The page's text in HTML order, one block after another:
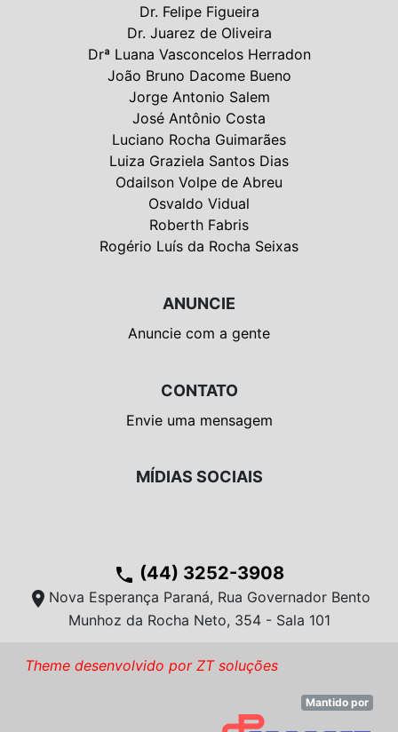
Dr. Felipe Figueira
Dr. Juarez de Oliveira
Drª Luana Vasconcelos Herradon
João Bruno Dacome Bueno
Jorge Antonio Salem
José Antônio Costa
Luciano Rocha Guimarães
Luiza Graziela Santos Dias
Odailson Volpe de Abreu
Osvaldo Vidual
Roberth Fabris
Rogério Luís da Rocha Seixas
ANUNCIE
Anuncie com a gente
CONTATO
Envie uma mensagem
MÍDIAS SOCIAIS
phone (44) 3252-3908
location_on Nova Esperança Paraná, Rua Governador Bento
Munhoz da Rocha Neto, 354 - Sala 101
Theme desenvolvido por ZT soluções
Mantido por